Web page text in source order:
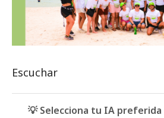
Escuchar
💡 Selecciona tu IA